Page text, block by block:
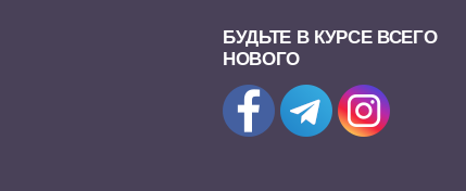
БУДЬТЕ В КУРСЕ ВСЕГО
НОВОГО